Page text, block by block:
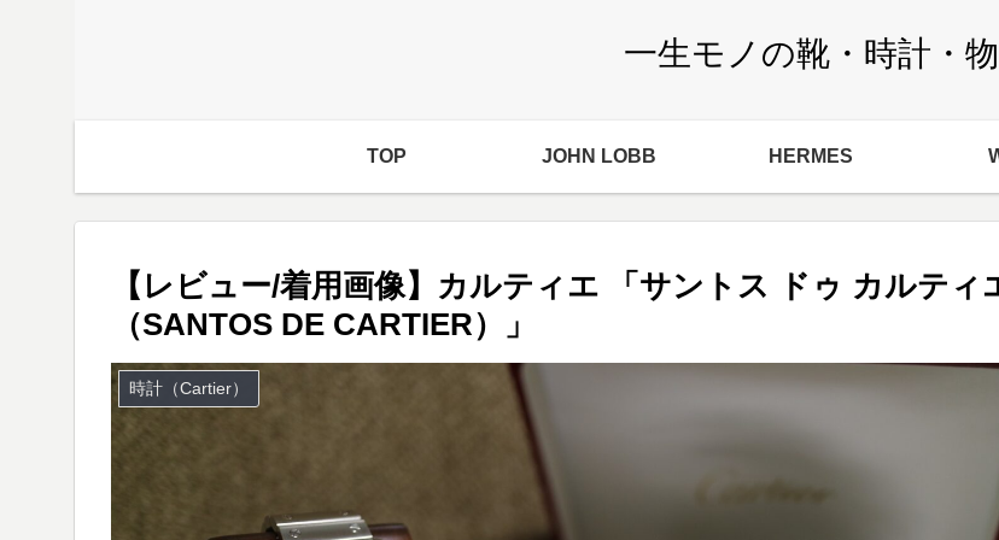
一生モノの靴・時計・物
TOP JOHN LOBB HERMES
【レビュー/着用画像】カルティエ 「サントス ドゥ カルティ
（SANTOS DE CARTIER）」
時計（Cartier）